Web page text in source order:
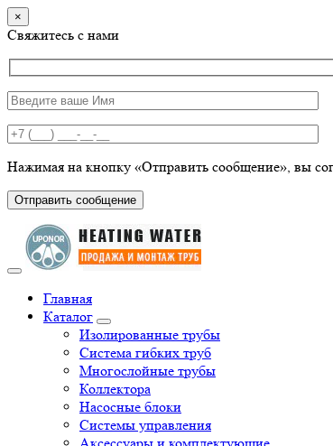
×
Свяжитесь с нами
Нажимая на кнопку «Отправить сообщение», вы
Отправить сообщение
Главная
Каталог
Изолированные трубы
Система гибких труб
Многослойные трубы
Коллектора
Насосные блоки
Системы управления
Аксессуары и комплектующие